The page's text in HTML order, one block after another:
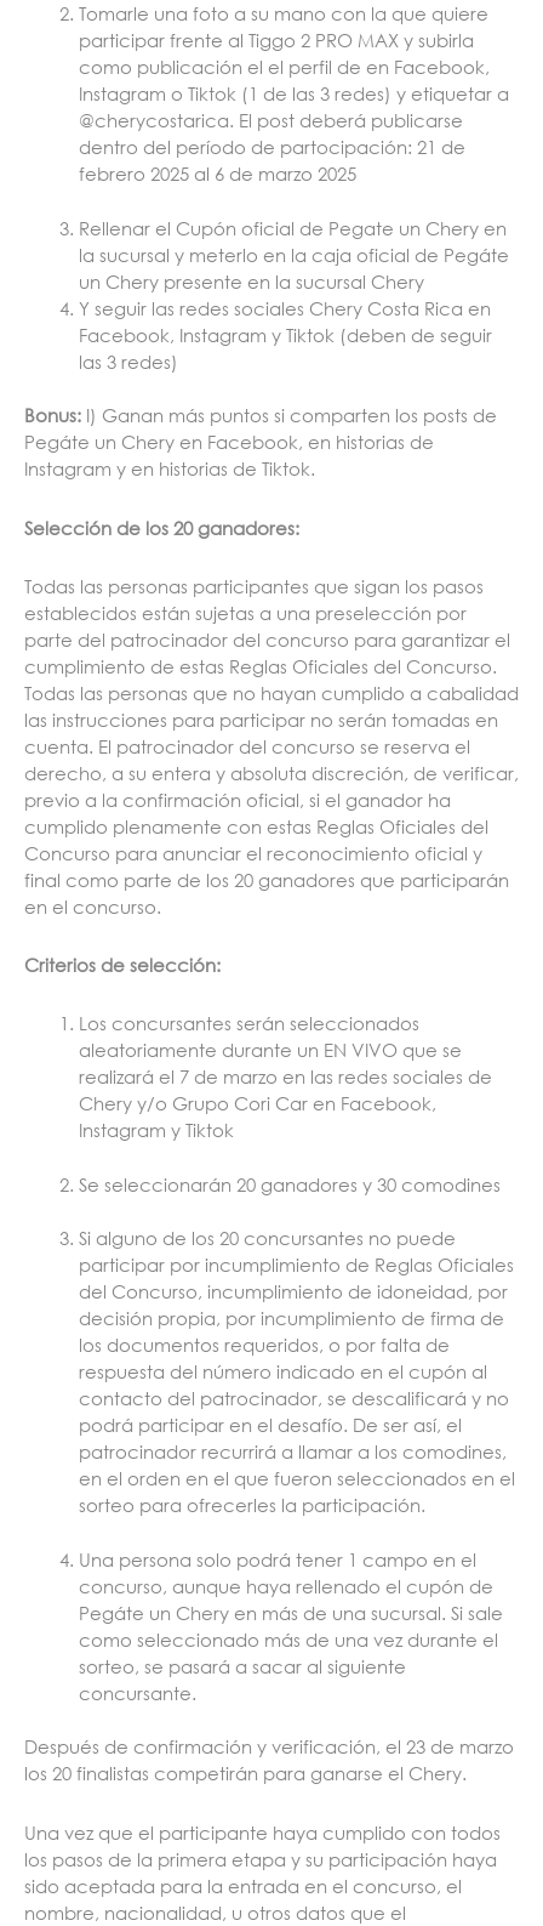
Tomarle una foto a su mano con la que quiere
participar frente al Tiggo 2 PRO MAX y subirla
como publicación el el perfil de en Facebook,
Instagram o Tiktok (1 de las 3 redes) y etiquetar a
@cherycostarica. El post deberá publicarse
dentro del período de partocipación: 21 de
febrero 2025 al 6 de marzo 2025
Rellenar el Cupón oficial de Pegate un Chery en
la sucursal y meterlo en la caja oficial de Pegáte
un Chery presente en la sucursal Chery
Y seguir las redes sociales Chery Costa Rica en
Facebook, Instagram y Tiktok (deben de seguir
las 3 redes)
Bonus: I) Ganan más puntos si comparten los posts de
Pegáte un Chery en Facebook, en historias de
Instagram y en historias de Tiktok.
Selección de los 20 ganadores:
Todas las personas participantes que sigan los pasos
establecidos están sujetas a una preselección por
parte del patrocinador del concurso para garantizar el
cumplimiento de estas Reglas Oficiales del Concurso.
Todas las personas que no hayan cumplido a cabalidad
las instrucciones para participar no serán tomadas en
cuenta. El patrocinador del concurso se reserva el
derecho, a su entera y absoluta discreción, de verificar,
previo a la confirmación oficial, si el ganador ha
cumplido plenamente con estas Reglas Oficiales del
Concurso para anunciar el reconocimiento oficial y
final como parte de los 20 ganadores que participarán
en el concurso.
Criterios de selección:
Los concursantes serán seleccionados
aleatoriamente durante un EN VIVO que se
realizará el 7 de marzo en las redes sociales de
Chery y/o Grupo Cori Car en Facebook,
Instagram y Tiktok
Se seleccionarán 20 ganadores y 30 comodines
Si alguno de los 20 concursantes no puede
participar por incumplimiento de Reglas Oficiales
del Concurso, incumplimiento de idoneidad, por
decisión propia, por incumplimiento de firma de
los documentos requeridos, o por falta de
respuesta del número indicado en el cupón al
contacto del patrocinador, se descalificará y no
podrá participar en el desafío. De ser así, el
patrocinador recurrirá a llamar a los comodines,
en el orden en el que fueron seleccionados en el
sorteo para ofrecerles la participación.
Una persona solo podrá tener 1 campo en el
concurso, aunque haya rellenado el cupón de
Pegáte un Chery en más de una sucursal. Si sale
como seleccionado más de una vez durante el
sorteo, se pasará a sacar al siguiente
concursante.
Después de confirmación y verificación, el 23 de marzo
los 20 finalistas competirán para ganarse el Chery.
Una vez que el participante haya cumplido con todos
los pasos de la primera etapa y su participación haya
sido aceptada para la entrada en el concurso, el
nombre, nacionalidad, u otros datos que el